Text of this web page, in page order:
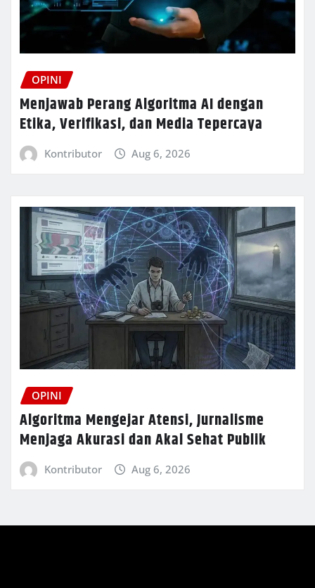
OPINI
Menjawab Perang Algoritma AI dengan
Etika, Verifikasi, dan Media Tepercaya
Kontributor Aug 6, 2026
OPINI
Algoritma Mengejar Atensi, Jurnalisme
Menjaga Akurasi dan Akal Sehat Publik
Kontributor Aug 6, 2026